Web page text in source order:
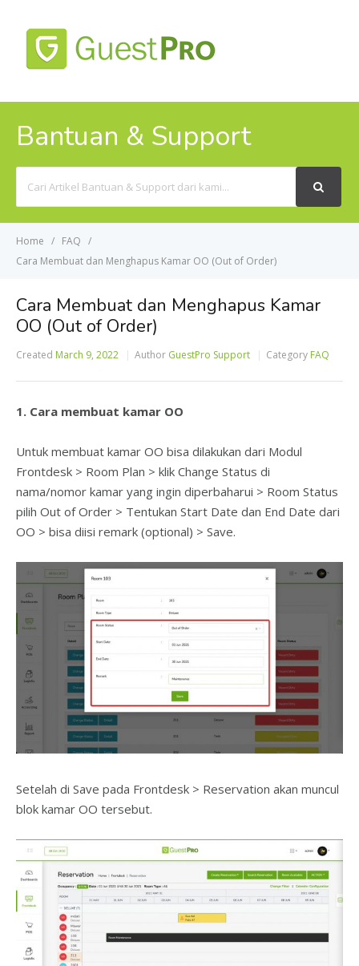
Bantuan & Support
For
Home
FAQ
Cara Membuat dan Menghapus Kamar OO (Out of Order)
Cara Membuat dan Menghapus Kamar
OO (Out of Order)
Created March 9, 2022 Author GuestPro Support Category FAQ
1. Cara membuat kamar OO
Untuk membuat kamar OO bisa dilakukan dari Modul
Frontdesk > Room Plan > klik Change Status di
nama/nomor kamar yang ingin diperbaharui > Room Status
pilih Out of Order > Tentukan Start Date dan End Date dari
OO > bisa diisi remark (optional) > Save.
Setelah di Save pada Frontdesk > Reservation akan muncul
blok kamar OO tersebut.